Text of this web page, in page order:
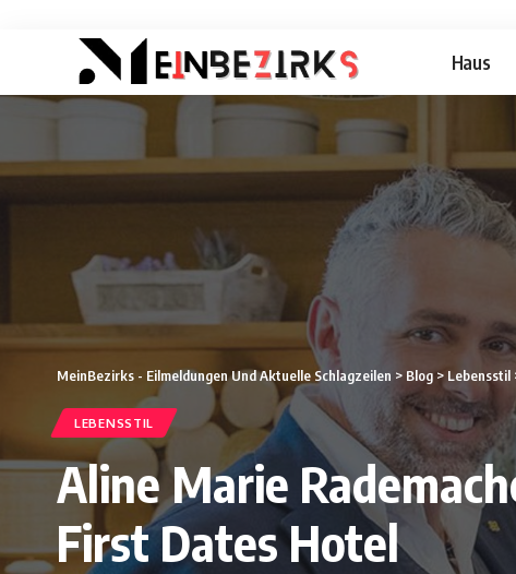
Haus
MeinBezirks - Eilmeldungen Und Aktuelle Schlagzeilen > Blog > Lebensstil
LEBENSSTIL
Aline Marie
First Dates Hotel